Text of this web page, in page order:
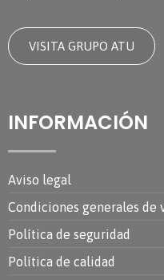
VISITA GRUPO ATU
INFORMACIÓN
Aviso legal
Condiciones generales de
Política de seguridad
Política de calidad